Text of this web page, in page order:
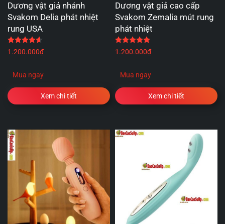
Dương vật giả nhánh
Svakom Delia phát nhiệt
rung USA
5 sao
1.200.000₫
Mua ngay
Xem chi tiết
Dương vật giả cao cấp
Svakom Zemalia mút rung
phát nhiệt
1.200.000₫
Mua ngay
Xem chi tiết